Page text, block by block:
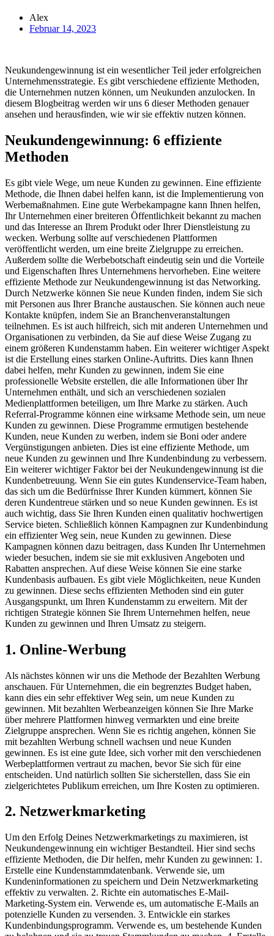
Alex
Februar 14, 2023
Neukundengewinnung ist ein wesentlicher Teil jeder erfolgreichen
Unternehmensstrategie. Es gibt verschiedene effiziente Methoden,
die Unternehmen nutzen können, um Neukunden anzulocken. In
diesem Blogbeitrag werden wir uns 6 dieser Methoden genauer
ansehen und herausfinden, wie wir sie effektiv nutzen können.
Neukundengewinnung: 6 effiziente
Methoden
Es gibt viele Wege, um neue Kunden zu gewinnen. Eine effiziente
Methode, die Ihnen dabei helfen kann, ist die Implementierung von
Werbemaßnahmen. Eine gute Werbekampagne kann Ihnen helfen,
Ihr Unternehmen einer breiteren Öffentlichkeit bekannt zu machen
und das Interesse an Ihrem Produkt oder Ihrer Dienstleistung zu
wecken. Werbung sollte auf verschiedenen Plattformen
veröffentlicht werden, um eine breite Zielgruppe zu erreichen.
Außerdem sollte die Werbebotschaft eindeutig sein und die Vorteile
und Eigenschaften Ihres Unternehmens hervorheben. Eine weitere
effiziente Methode zur Neukundengewinnung ist das Networking.
Durch Netzwerke können Sie neue Kunden finden, indem Sie sich
mit Personen aus Ihrer Branche austauschen. Sie können auch neue
Kontakte knüpfen, indem Sie an Branchenveranstaltungen
teilnehmen. Es ist auch hilfreich, sich mit anderen Unternehmen und
Organisationen zu verbinden, da Sie auf diese Weise Zugang zu
einem größeren Kundenstamm haben. Ein weiterer wichtiger Aspekt
ist die Erstellung eines starken Online-Auftritts. Dies kann Ihnen
dabei helfen, mehr Kunden zu gewinnen, indem Sie eine
professionelle Website erstellen, die alle Informationen über Ihr
Unternehmen enthält, und sich an verschiedenen sozialen
Medienplattformen beteiligen, um Ihre Marke zu stärken. Auch
Referral-Programme können eine wirksame Methode sein, um neue
Kunden zu gewinnen. Diese Programme ermutigen bestehende
Kunden, neue Kunden zu werben, indem sie Boni oder andere
Vergünstigungen anbieten. Dies ist eine effiziente Methode, um
neue Kunden zu gewinnen und Ihre Kundenbindung zu verbessern.
Ein weiterer wichtiger Faktor bei der Neukundengewinnung ist die
Kundenbetreuung. Wenn Sie ein gutes Kundenservice-Team haben,
das sich um die Bedürfnisse Ihrer Kunden kümmert, können Sie
deren Kundentreue stärken und so neue Kunden gewinnen. Es ist
auch wichtig, dass Sie Ihren Kunden einen qualitativ hochwertigen
Service bieten. Schließlich können Kampagnen zur Kundenbindung
ein effizienter Weg sein, neue Kunden zu gewinnen. Diese
Kampagnen können dazu beitragen, dass Kunden Ihr Unternehmen
wieder besuchen, indem sie sie mit exklusiven Angeboten und
Rabatten ansprechen. Auf diese Weise können Sie eine starke
Kundenbasis aufbauen. Es gibt viele Möglichkeiten, neue Kunden
zu gewinnen. Diese sechs effizienten Methoden sind ein guter
Ausgangspunkt, um Ihren Kundenstamm zu erweitern. Mit der
richtigen Strategie können Sie Ihrem Unternehmen helfen, neue
Kunden zu gewinnen und Ihren Umsatz zu steigern.
1. Online-Werbung
Als nächstes können wir uns die Methode der Bezahlten Werbung
anschauen. Für Unternehmen, die ein begrenztes Budget haben,
kann dies ein sehr effektiver Weg sein, um neue Kunden zu
gewinnen. Mit bezahlten Werbeanzeigen können Sie Ihre Marke
über mehrere Plattformen hinweg vermarkten und eine breite
Zielgruppe ansprechen. Wenn Sie es richtig angehen, können Sie
mit bezahlten Werbung schnell wachsen und neue Kunden
gewinnen. Es ist eine gute Idee, sich vorher mit den verschiedenen
Werbeplattformen vertraut zu machen, bevor Sie sich für eine
entscheiden. Und natürlich sollten Sie sicherstellen, dass Sie ein
zielgerichtetes Publikum erreichen, um Ihre Kosten zu optimieren.
2. Netzwerkmarketing
Um den Erfolg Deines Netzwerkmarketings zu maximieren, ist
Neukundengewinnung ein wichtiger Bestandteil. Hier sind sechs
effiziente Methoden, die Dir helfen, mehr Kunden zu gewinnen: 1.
Erstelle eine Kundenstammdatenbank. Verwende sie, um
Kundeninformationen zu speichern und Dein Netzwerkmarketing
effektiv zu verwalten. 2. Richte ein automatisches E-Mail-
Marketing-System ein. Verwende es, um automatische E-Mails an
potenzielle Kunden zu versenden. 3. Entwickle ein starkes
Kundenbindungsprogramm. Verwende es, um bestehende Kunden